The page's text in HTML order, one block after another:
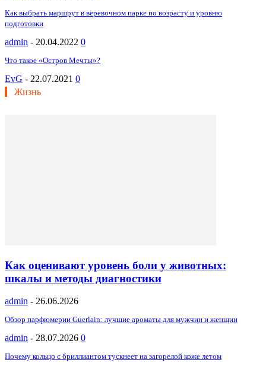
Как выбрать маршрут в веревочном парке по возрасту и уровню
подготовки
admin - 20.04.2022 0
Что такое «Остров Мечты»?
EvG - 22.07.2021 0
Жизнь
Как оценивают уровень боли у животных:
шкалы и методы диагностики
admin - 26.06.2026
Обзор парфюмерии Guerlain: лучшие ароматы для мужчин и женщин
admin - 28.07.2026 0
Почему кольцо с бриллиантом тускнеет на загорелой коже летом